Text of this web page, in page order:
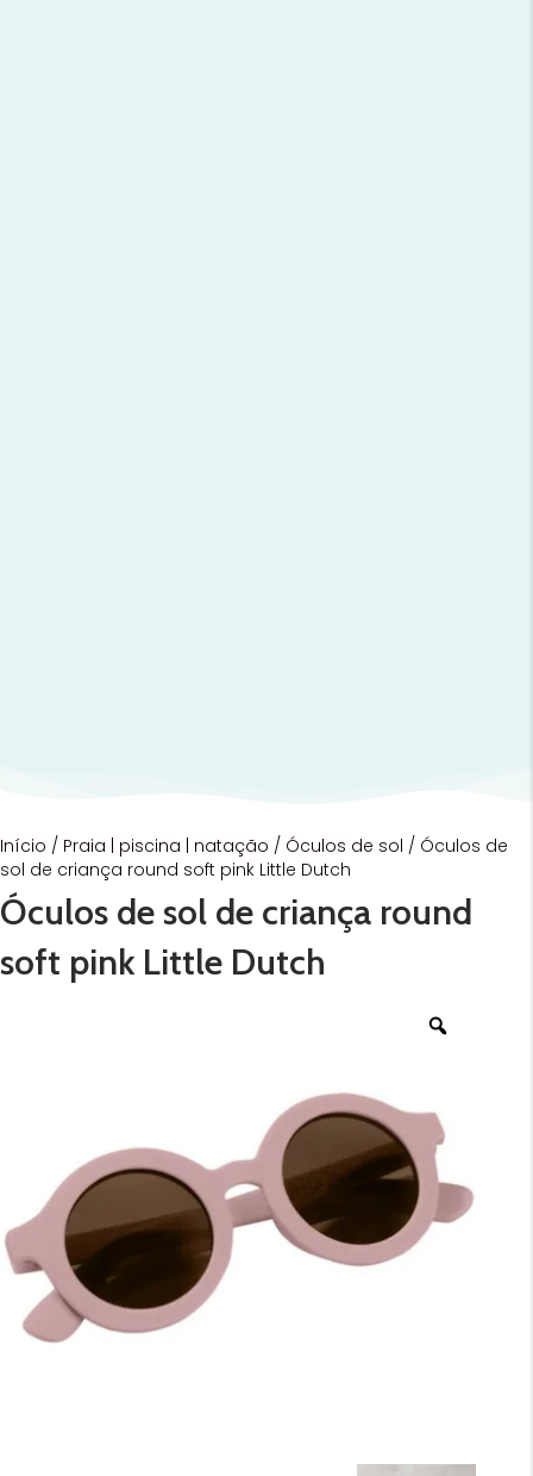
Início / Praia | piscina | natação / Óculos de sol / Óculos de
sol de criança round soft pink Little Dutch
Óculos de sol de criança round
soft pink Little Dutch